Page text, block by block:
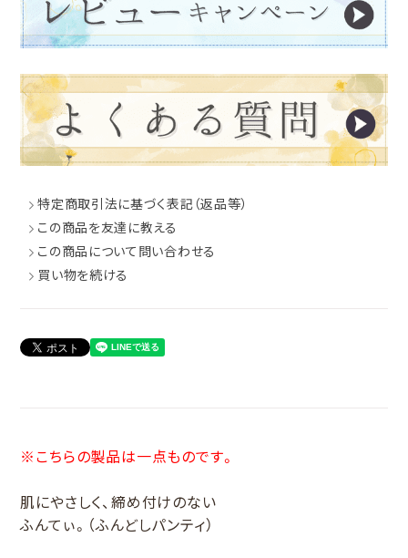
※こちらの製品は一点ものです。
肌にやさしく、締め付けのない
ふんてぃ。（ふんどしパンティ）
特定商取引法に基づく表記（返品等）
この商品を友達に教える
この商品について問い合わせる
買い物を続ける